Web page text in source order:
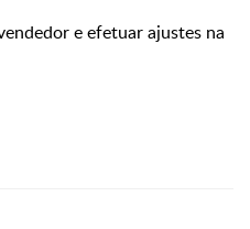
e efetuar ajustes na